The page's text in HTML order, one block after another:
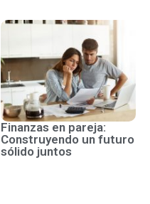
Finanzas en pareja:
Construyendo un futuro
sólido juntos